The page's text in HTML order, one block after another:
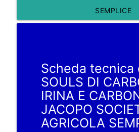
SEMPLICE
Scheda tecnica
SOULS DI
IRINA E
JACOPO
AGRICOLA